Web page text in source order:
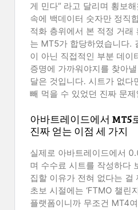
게 민다” 라고 달리며 횡보
속에 백데이터 숫자만 정직
적화 층위에서 본 적정 거래
는 MT5가 합당하였습니다.
이 아닌 직접적인 부분 데이
증명에 가까워야지를 찾아
달은 것입니다. 시트가 없다
빼 먹을 수 있었던 진짜 문제
아바트레이드에서 MT5
진짜 얻는 이점 세 가지
실제로 아바트레이드에서
며 수수료 시트를 작성하다
집할 이유가 전혀 없다는 걸
초보 시절에는 ‘FTMO 챌린
플랫폼이니까 무조건 MT4여